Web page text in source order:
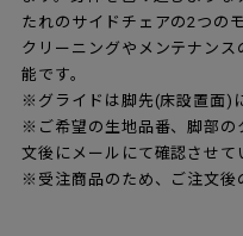
たれのサイドチェアの2つの
クリーニングやメンテナン
能です。
※グライドは脚先(床設置面)
※ご希望の生地品番、脚部の
文後にメールにて確認させて
※受注商品のため、ご注文後